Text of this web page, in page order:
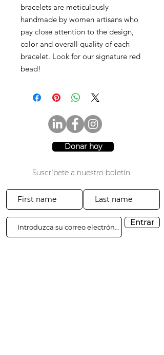
bracelets are meticulously
handmade by women artisans who
pay close attention to the design,
color and overall quality of each
bracelet. Look for our signature red
bead!
Donar hoy
Suscríbete a nuestro boletín
Entrar